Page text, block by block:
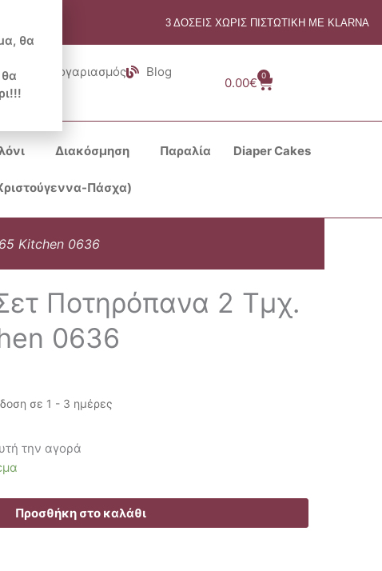
3 ΔΟΣΕΙΣ ΧΩΡΙΣ ΠΙΣΤΩΤΙΚΗ ΜΕ KLARNA
Λογαριασμός Blog
0.00€
0
Cart
Διακόσμηση Παραλία Diaper Cakes
Πάσχα)
Kitchen 0636
Ποτηρόπανα 2 Τμχ.
0636
σε 1 - 3 ημέρες
την αγορά
Προσθήκη στο καλάθι
θα